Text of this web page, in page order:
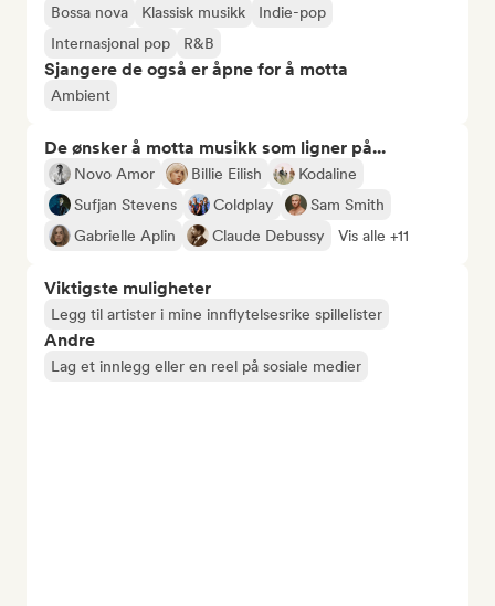
Bossa nova Klassisk musikk
Indie-pop
Internasjonal pop
R&B
Sjangere de også er åpne for å motta
Ambient
De ønsker å motta musikk som ligner på...
Novo Amor Billie Eilish
Kodaline
Sufjan Stevens
Coldplay
Sam Smith
Gabrielle Aplin
Claude Debussy Vis alle +11
Viktigste muligheter
Legg til artister i mine innflytelsesrike spillelister
Andre
Lag et innlegg eller en reel på sosiale medier